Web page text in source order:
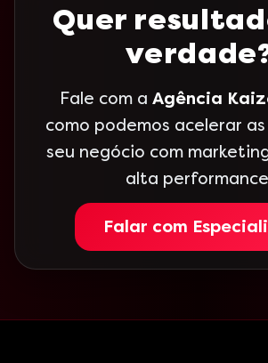
Quer
Fale com a Agência
como podemos acelerar
seu negócio com
alta
Falar com